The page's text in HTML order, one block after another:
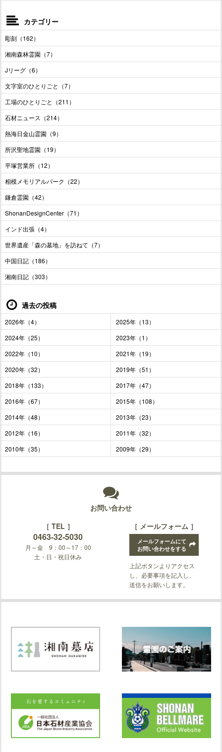
カテゴリー
彫刻（162）
湘南森林霊園（7）
Jリーグ（6）
文字室のひとりごと（7）
工場のひとりごと（211）
石材ニュース（214）
熱海日金山霊園（9）
所沢聖地霊園（19）
平塚営業所（12）
相模メモリアルパーク（22）
鎌倉霊園（42）
ShonanDesignCenter（71）
インド出張（4）
世界遺産「森の墓地」を訪ねて（7）
中国日記（186）
湘南日記（303）
過去の投稿
2026年（4）
2025年（13）
2024年（25）
2023年（1）
2022年（10）
2021年（19）
2020年（32）
2019年（51）
2018年（133）
2017年（47）
2016年（67）
2015年（108）
2014年（48）
2013年（23）
2012年（16）
2011年（32）
2010年（35）
2009年（29）
お問い合わせ
［ TEL ］
0463-32-5030
月～金 9：00～17：00
土・日・祝日休み
［ メールフォーム ］
メールフォームにて
お問い合わせをする
上記ボタンよりアクセス
し、必要事項を記入し、
送信をお願いします。